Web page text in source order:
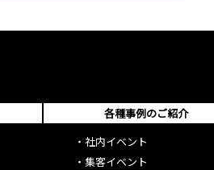
各種事例のご紹介
・ 社内イベント
・ 集客イベント